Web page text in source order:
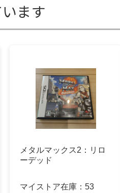
ます
メタルマックス2：リロ
ーデッド
マイストア在庫： 53